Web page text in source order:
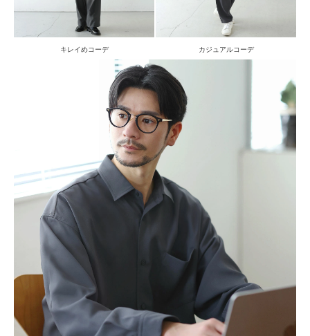
キレイめコーデ カジュアルコーデ